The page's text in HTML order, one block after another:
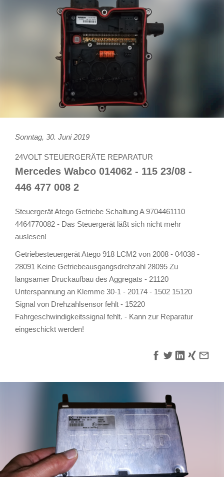
Sonntag, 30. Juni 2019
24VOLT STEUERGERÄTE REPARATUR
Mercedes Wabco 014062 - 115 23/08 -
446 477 008 2
Steuergerät Atego Getriebe Schaltung A 9704461110
4464770082 - Das Steuergerät läßt sich nicht mehr
auslesen!
Getriebesteuergerät Atego 918 LCM2 von 2008 - 04038 -
28091 Keine Getriebeausgangsdrehzahl 28095 Zu
langsamer Druckaufbau des Aggregats - 21120
Unterspannung an Klemme 30-1 - 20174 - 1502 15120
Signal von Drehzahlsensor fehlt - 15220
Fahrgeschwindigkeitssignal fehlt. - Kann zur Reparatur
eingeschickt werden!